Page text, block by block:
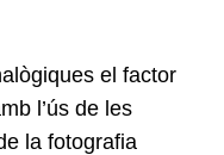
el factor
l’ús de les
la fotografia